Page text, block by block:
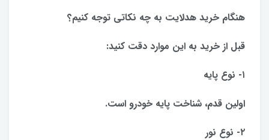
هنگام خرید هدلایت به چه نکاتی توجه کنیم؟
قبل از خرید به این موارد دقت کنید:
۱- نوع پایه
اولین قدم، شناخت پایه خودرو است.
۲- نوع نور